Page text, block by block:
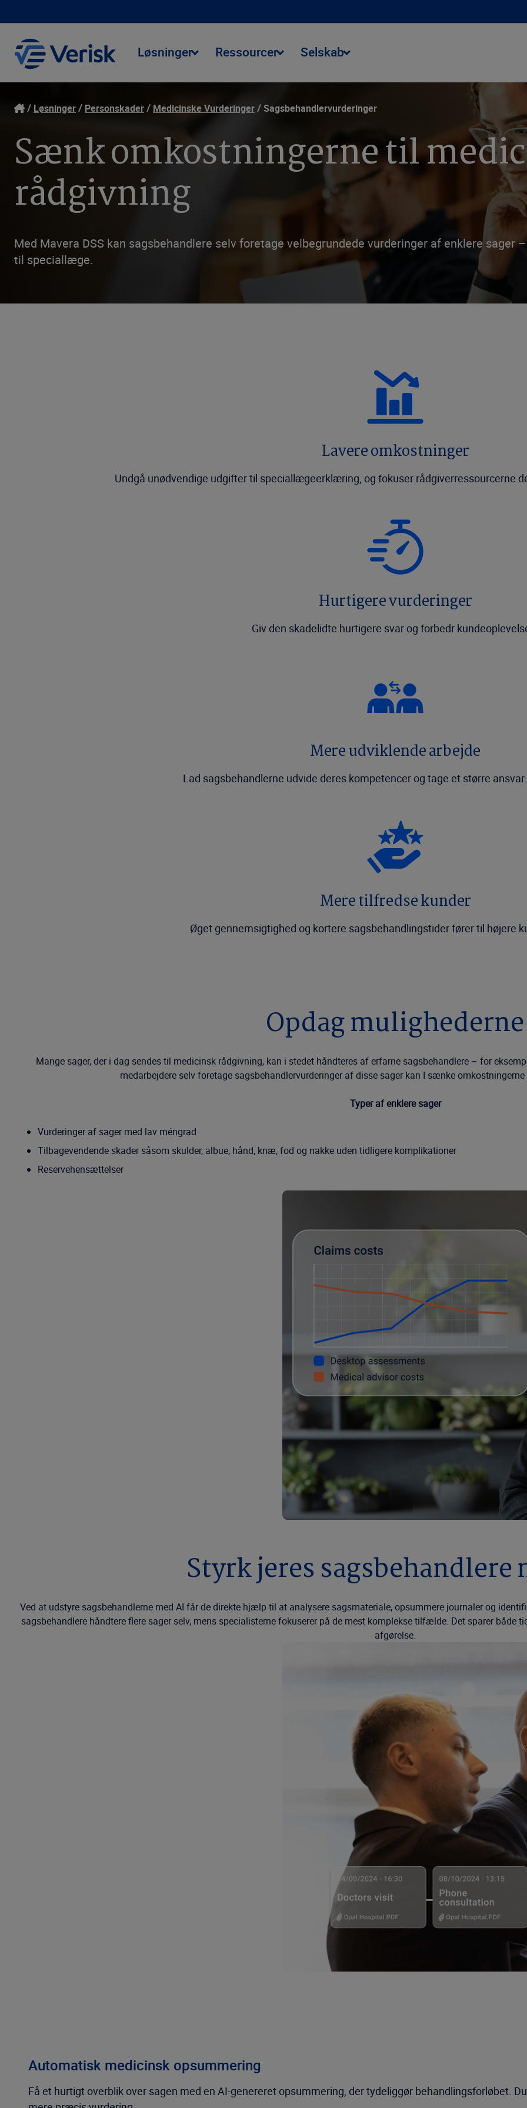
Løsninger Ressourcer Selskab
Løsninger Personskader Medicinske Vurderinger Sagsbehandlervurderinger
Sænk omkostningerne til
rådgivning
Med Mavera DSS kan sagsbehandlere selv foretage velbegrundede vurderinger af enklere
til speciallæge.
Lavere omkostninger
Undgå unødvendige udgifter til speciallægeerklæring, og fokuser rådgiverressourcerne
Hurtigere vurderinger
Giv den skadelidte hurtigere svar og forbedr
Mere udviklende arbejde
Lad sagsbehandlerne udvide deres kompetencer og tage et større
Mere tilfredse kunder
Øget gennemsigtighed og kortere sagsbehandlingstider fører til højere
Opdag mulighederne
Mange sager, der i dag sendes til medicinsk rådgivning, kan i stedet håndteres af erfarne sagsbehandlere – for
medarbejdere selv foretage sagsbehandlervurderinger af disse sager kan I sænke
Typer af enklere sager
Vurderinger af sager med lav méngrad
Tilbagevendende skader såsom skulder, albue, hånd, knæ, fod og nakke uden tidligere komplikationer
Reservehensættelser
Styrk jeres sagsbehandlere
Ved at udstyre sagsbehandlerne med AI får de direkte hjælp til at analysere sagsmateriale, opsummere journaler og
sagsbehandlere håndtere flere sager selv, mens specialisterne fokuserer på de mest komplekse tilfælde. Det sparer både
afgørelse.
Automatisk medicinsk opsummering
Få et hurtigt overblik over sagen med en AI-genereret opsummering, der tydeliggør behandlingsforløbet.